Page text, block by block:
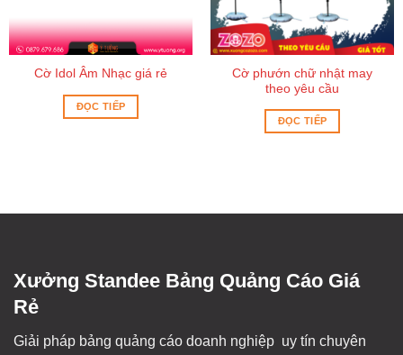
Cờ Idol Âm Nhạc giá rẻ
ĐỌC TIẾP
Cờ phướn chữ nhật may
theo yêu cầu
ĐỌC TIẾP
Xưởng Standee Bảng Quảng Cáo Giá
Rẻ
Giải pháp bảng quảng cáo doanh nghiệp uy tín chuyên